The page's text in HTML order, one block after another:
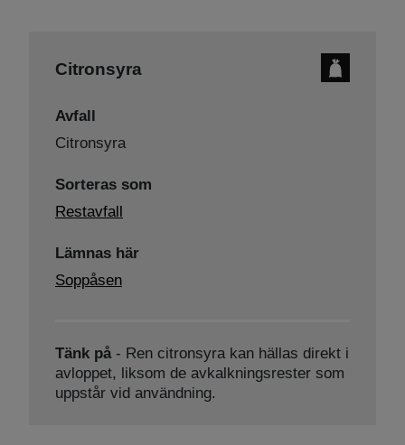
Citronsyra
Avfall
Citronsyra
Sorteras som
Restavfall
Lämnas här
Soppåsen
Tänk på- Ren citronsyra kan hällas direkt i
avloppet, liksom de avkalkningsrester som
uppstår vid användning.